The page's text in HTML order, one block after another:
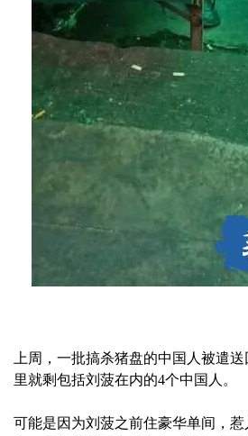
上周，一批搞杀猪盘的中国人被遣
里就剩包括刘菠在内的4个中国人。
可能是因为刘菠之前住豪华单间，惹